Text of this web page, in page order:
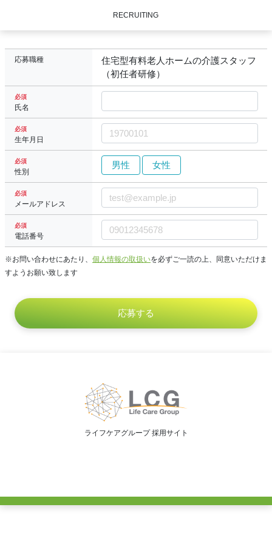
RECRUITING
応募職種
住宅型有料老人ホームの介護スタッフ
（初任者研修）
必須
氏名
必須
生年月日
必須
性別
男性 女性
必須
メールアドレス
必須
電話番号
※お問い合わせにあたり、 個人情報の取扱いを必ずご一読の上、同意いただけま
すようお願い致します
ライフケアグループ 採用サイト